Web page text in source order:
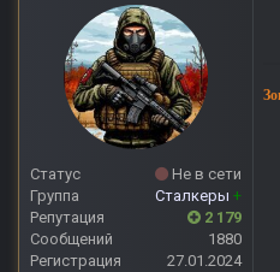
Статус
Не в сети
Группа
Сталкеры +
Репутация
2 179
Сообщений
1880
Регистрация
27.01.2024